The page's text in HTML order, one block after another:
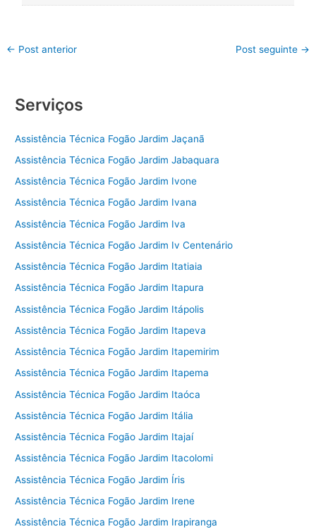
← Post anterior Post seguinte →
Serviços
Assistência Técnica Fogão Jardim Jaçanã
Assistência Técnica Fogão Jardim Jabaquara
Assistência Técnica Fogão Jardim Ivone
Assistência Técnica Fogão Jardim Ivana
Assistência Técnica Fogão Jardim Iva
Assistência Técnica Fogão Jardim Iv Centenário
Assistência Técnica Fogão Jardim Itatiaia
Assistência Técnica Fogão Jardim Itapura
Assistência Técnica Fogão Jardim Itápolis
Assistência Técnica Fogão Jardim Itapeva
Assistência Técnica Fogão Jardim Itapemirim
Assistência Técnica Fogão Jardim Itapema
Assistência Técnica Fogão Jardim Itaóca
Assistência Técnica Fogão Jardim Itália
Assistência Técnica Fogão Jardim Itajaí
Assistência Técnica Fogão Jardim Itacolomi
Assistência Técnica Fogão Jardim Íris
Assistência Técnica Fogão Jardim Irene
Assistência Técnica Fogão Jardim Irapiranga